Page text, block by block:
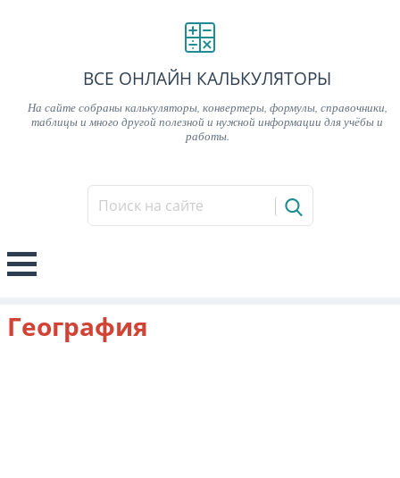
ВСЕ ОНЛАЙН КАЛЬКУЛЯТОРЫ
На сайте собраны калькуляторы, конвертеры, формулы, справочники,
таблицы и много другой полезной и нужной информации для учёбы и
работы.
География